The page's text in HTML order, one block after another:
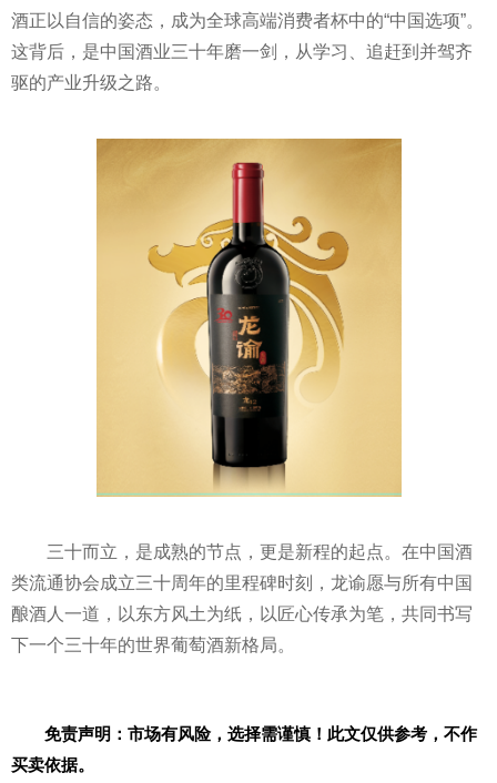
酒正以自信的姿态，成为全球高端消费者杯中的“中国选项”。
这背后，是中国酒业三十年磨一剑，从学习、追赶到并驾齐
驱的产业升级之路。
三十而立，是成熟的节点，更是新程的起点。在中国酒
类流通协会成立三十周年的里程碑时刻，龙谕愿与所有中国
酿酒人一道，以东方风土为纸，以匠心传承为笔，共同书写
下一个三十年的世界葡萄酒新格局。
免责声明：市场有风险，选择需谨慎！此文仅供参考，不作
买卖依据。